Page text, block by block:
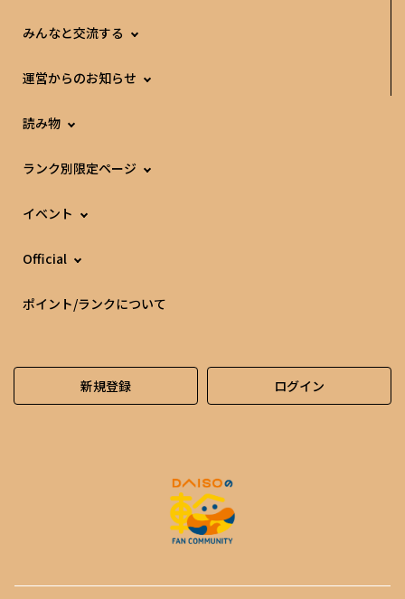
みんなと交流する
運営からのお知らせ
読み物
ランク別限定ページ
イベント
Official
ポイント/ランクについて
新規登録 ログイン